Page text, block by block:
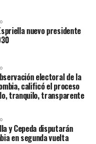
nuevo presidente
electoral de la
calificó el proceso
tranquilo, transparente
y Cepeda disputarán
en segunda vuelta